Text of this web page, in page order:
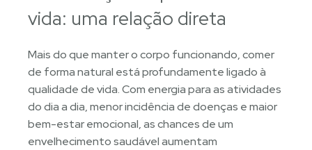
vida: uma relação direta
Mais do que manter o corpo funcionando, comer
de forma natural está profundamente ligado à
qualidade de vida. Com energia para as atividades
do dia a dia, menor incidência de doenças e maior
bem-estar emocional, as chances de um
envelhecimento saudável aumentam